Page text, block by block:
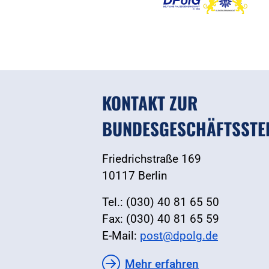
KONTAKT ZUR
Friedrichstraße 169
10117 Berlin
Tel.: (030) 40 81 65 50
Fax: (030) 40 81 65 59
E-Mail: post@dpolg.de
Mehr erfahren